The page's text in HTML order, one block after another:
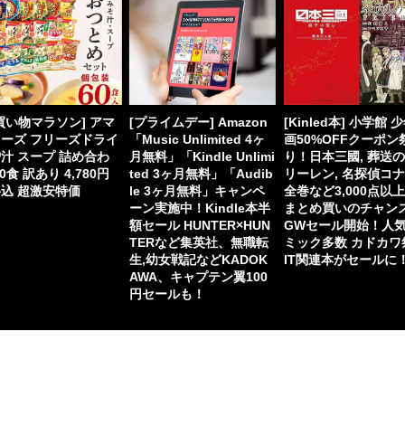
[プライムデー] Amazon
「Music Unlimited 4ヶ
月無料」「Kindle Unlimi
ted 3ヶ月無料」「Audib
le 3ヶ月無料」キャンペ
ーン実施中！Kindle本半
額セール HUNTER×HUN
TERなど集英社、無職転
生,幼女戦記などKADOK
AWA、キャプテン翼100
円セールも！
[Kinled本] 小学館 少
画50%OFFクーポン
り！日本三國, 葬送
リーレン, 名探偵コ
全巻など3,000点以
まとめ買いのチャン
GWセール開始！人
ミック多数 カドカワ
IT関連本がセールに
い物マラソン] アマ
ズ フリーズドライ
スープ 詰め合わ
食 訳あり 4,780円
超激安特価